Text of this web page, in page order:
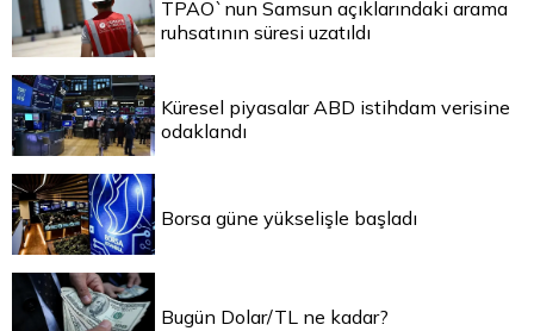
TPAO`nun Samsun açıklarındaki arama
ruhsatının süresi uzatıldı
Küresel piyasalar ABD istihdam verisine
odaklandı
Borsa güne yükselişle başladı
Bugün Dolar/TL ne kadar?